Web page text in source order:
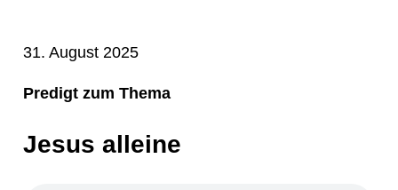
31. August 2025
Predigt zum Thema
Jesus alleine